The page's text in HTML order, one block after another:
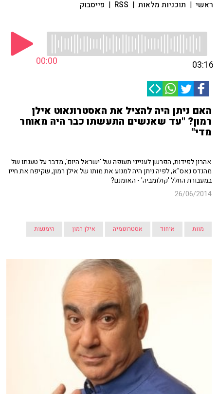
ראשי | תוכניות מלאות |
RSS
| פייסבוק
00:00 03:16
האם ניתן היה להציל את האסטרונאוט אילן
רמון? "עד שאנשים התעשתו כבר היה מאוחר
מדי"
אהרון לפידות, הפרשן לענייני תעופה של 'ישראל היום', מדבר על טענתו של
מהנדס נאס"א, לפיה ניתן היה למנוע את מותו של אילן רמון, שקיפח את חייו
במעבורת החלל 'קולומביה' - האומנם?
26/06/2014
מוות איחוד אסטרונומיה אילן רמון הימנעות